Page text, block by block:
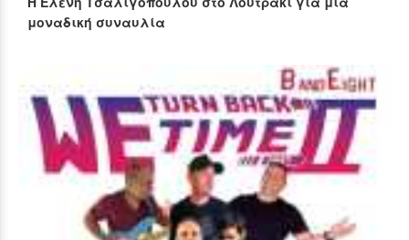
μοναδική συναυλία